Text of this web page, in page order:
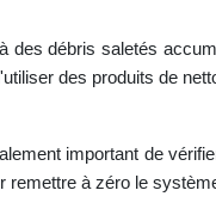
des débris saletés
des produits de
important de
à zéro le